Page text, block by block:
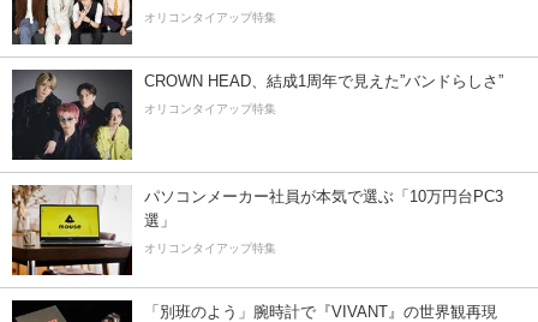
オリコンタイアップ特集
CROWN HEAD、結成1周年で見えた”バンドらしさ”
オリコンタイアップ特集
パソコンメーカー社員が本気で選ぶ「10万円台PC3
選」
オリコンタイアップ特集
「別班のよう」腕時計で『VIVANT』の世界観再現